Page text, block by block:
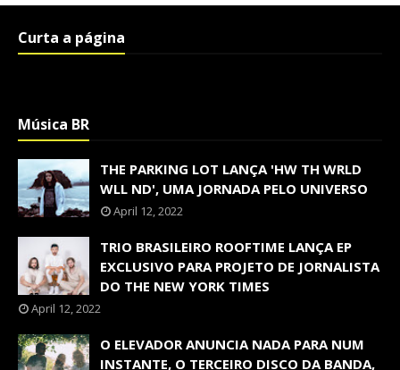
Curta a página
Música BR
THE PARKING LOT LANÇA 'HW TH WRLD
WLL ND', UMA JORNADA PELO UNIVERSO
April 12, 2022
TRIO BRASILEIRO ROOFTIME LANÇA EP
EXCLUSIVO PARA PROJETO DE JORNALISTA
DO THE NEW YORK TIMES
April 12, 2022
O ELEVADOR ANUNCIA NADA PARA NUM
INSTANTE, O TERCEIRO DISCO DA BANDA,